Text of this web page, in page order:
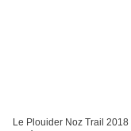
Le Plouider Noz Trail